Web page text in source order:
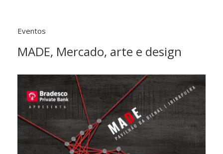
Eventos
MADE, Mercado, arte e design